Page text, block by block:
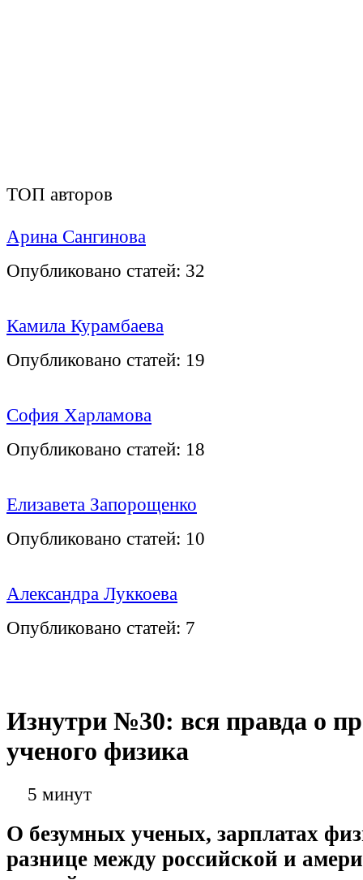
ТОП авторов
Арина Сангинова
Опубликовано статей: 32
Камила Курамбаева
Опубликовано статей: 19
София Харламова
Опубликовано статей: 18
Елизавета Запорощенко
Опубликовано статей: 10
Александра Луккоева
Опубликовано статей: 7
Изнутри №30: вся правда о
ученого физика
5 минут
О безумных ученых, зарплатах
разнице между российской и